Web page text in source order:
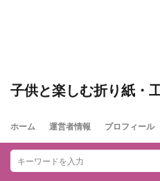
子供と楽しむ折り紙・
ホーム 運営者情報 プロフィール